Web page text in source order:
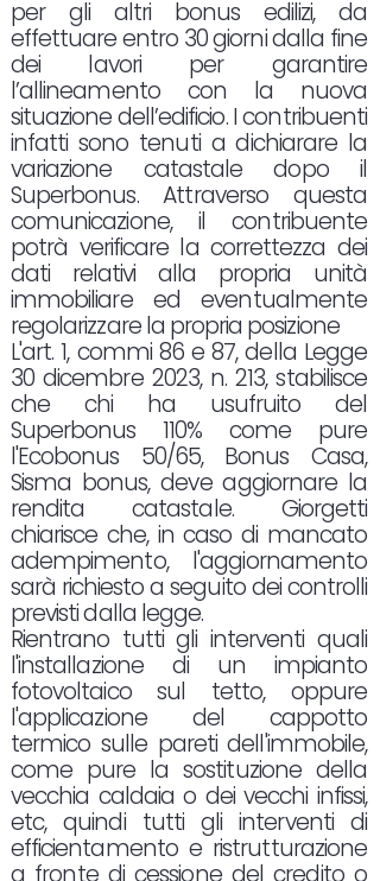
per gli altri bonus edilizi, da
effettuare entro 30 giorni dalla fine
dei lavori per garantire
l’allineamento con la nuova
situazione dell’edificio. I contribuenti
infatti sono tenuti a dichiarare la
variazione catastale dopo il
Superbonus. Attraverso questa
comunicazione, il contribuente
potrà verificare la correttezza dei
dati relativi alla propria unità
immobiliare ed eventualmente
regolarizzare la propria posizione
L'art. 1, commi 86 e 87, della Legge
30 dicembre 2023, n. 213, stabilisce
che chi ha usufruito del
Superbonus 110% come pure
l'Ecobonus 50/65, Bonus Casa,
Sisma bonus, deve aggiornare la
rendita catastale. Giorgetti
chiarisce che, in caso di mancato
adempimento, l'aggiornamento
sarà richiesto a seguito dei controlli
previsti dalla legge.
Rientrano tutti gli interventi quali
l'installazione di un impianto
fotovoltaico sul tetto, oppure
l'applicazione del cappotto
termico sulle pareti dell'immobile,
come pure la sostituzione della
vecchia caldaia o dei vecchi infissi,
etc, quindi tutti gli interventi di
efficientamento e ristrutturazione
a fronte di cessione del credito o